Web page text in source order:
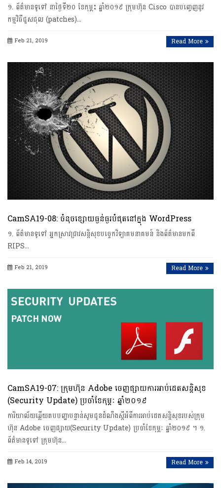
១. ព័ត៌មានទូទៅ នាថ្ងៃទី២០ ខែកុម្ភះ ឆ្នាំ២០១៩ ក្រុមហ៊ុន Cisco បានបញ្ចេញនូវ
កម្មវិធីជួសជុល (patches)…
Feb 21, 2019 Read More
CamSA19-08: ចំនុចខ្សោយធ្ងន់ធ្ងរបំផុតនៅក្នុង WordPress
១. ព័ត៌មានទូទៅ អ្នកស្រាវជ្រាវសន្តិសុខបច្ចេកវិទ្យាគមនាគមន៍ និងព័ត៌មានមកពី
RIPS…
Feb 21, 2019 Read More
CamSA19-07: ក្រុមហ៊ុន Adobe ចេញផ្សាយការអាប់ដេតសន្តិសុខ
(Security Update) ប្រចាំខែកុម្ភៈ ឆ្នាំ២០១៩
ការិយាល័យឆ្លើយតបបញ្ហាបន្ទាន់សូមជូនដំណឹងស្តីអំពីការអាប់ដេតសន្តិសុខរបស់ក្រុម
ហ៊ុន Adobe ចេញផ្សាយ(Security Update) ប្រចាំខែកុម្ភៈ ឆ្នាំ២០១៩ ។ ១.
ព័ត៌មានទូទៅ ក្រុមហ៊ុន…
Feb 14, 2019 Read More